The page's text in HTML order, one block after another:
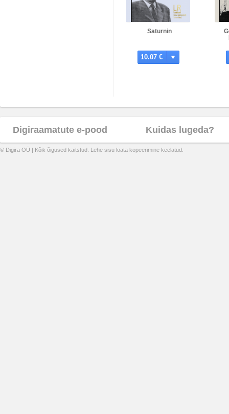
Saturnin
10.07 €
Digiraamatute e-pood Kuidas lugeda?
© Digira OÜ | Kõik õigused kaitstud. Lehe sisu loata kopeerimine keelatud.